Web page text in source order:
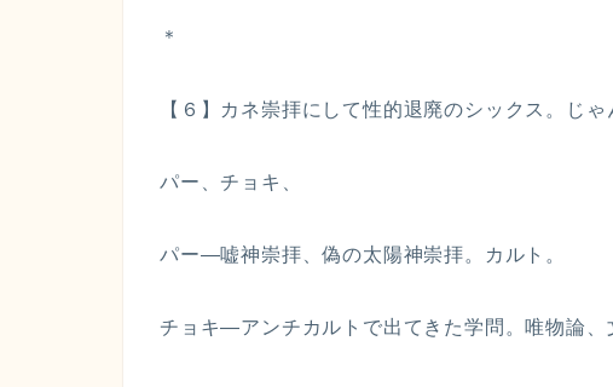
＊
【６】カネ崇拝にして性的退廃のシックス。じゃ
パー、チョキ、
パー—嘘神崇拝、偽の太陽神崇拝。カルト。
チョキ—アンチカルトで出てきた学問。唯物論、